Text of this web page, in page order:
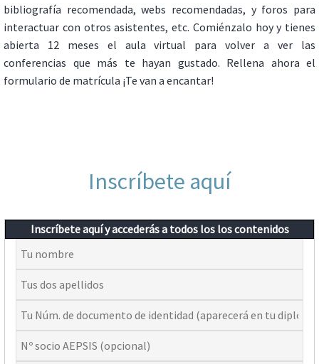
bibliografía recomendada, webs recomendadas, y foros para
interactuar con otros asistentes, etc. Comiénzalo hoy y tienes
abierta 12 meses el aula virtual para volver a ver las
conferencias que más te hayan gustado. Rellena ahora el
formulario de matrícula ¡Te van a encantar!
Inscríbete aquí
Inscríbete aquí y accederás a todos los los contenidos